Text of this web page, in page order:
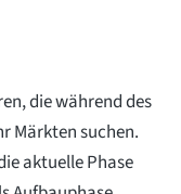
die während des
Märkten suchen.
aktuelle Phase